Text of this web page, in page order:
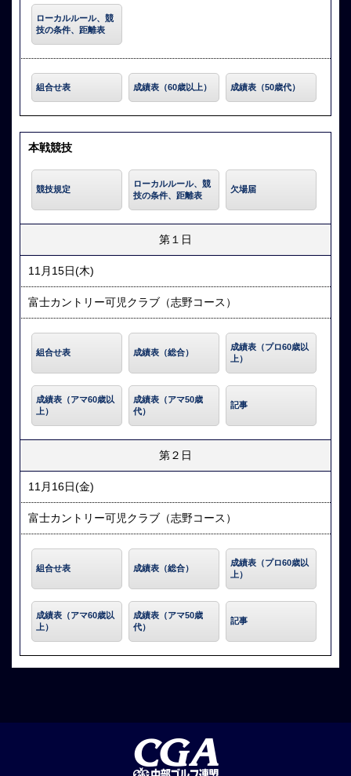
ローカルルール、競
技の条件、距離表
組合せ表 成績表（60歳以上） 成績表（50歳代）
本戦競技
競技規定
ローカルルール、競
技の条件、距離表
欠場届
第１日
11月15日(木)
富士カントリー可児クラブ（志野コース）
組合せ表 成績表（総合）
成績表（プロ60歳以
上）
成績表（アマ60歳以
上）
成績表（アマ50歳
代）
記事
第２日
11月16日(金)
富士カントリー可児クラブ（志野コース）
組合せ表 成績表（総合）
成績表（プロ60歳以
上）
成績表（アマ60歳以
上）
成績表（アマ50歳
代）
記事